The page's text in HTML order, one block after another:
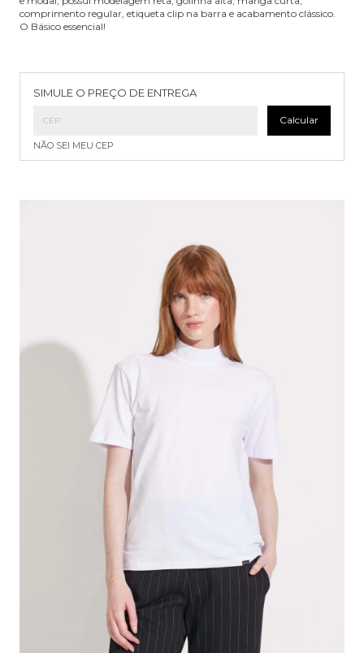
comprimento regular, etiqueta clip na barra e acabamento clássico.
O Básico essencial!
SIMULE O PREÇO DE ENTREGA
Calcular
NÃO SEI MEU CEP